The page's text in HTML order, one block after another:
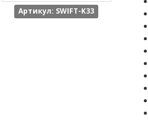
Артикул: SWIFT-K33